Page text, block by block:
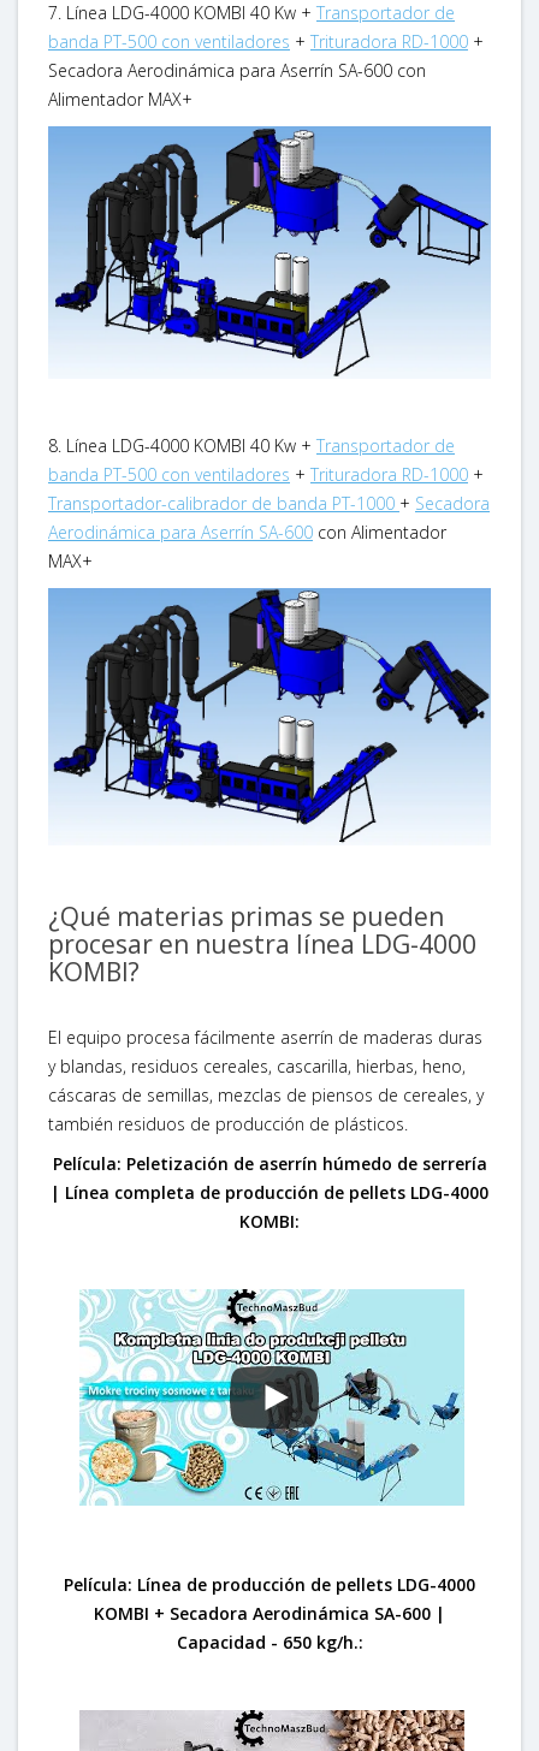
7. Línea LDG-4000 KOMBI 40 Kw + Transportador de
banda PT-500 con ventiladores + Trituradora RD-1000 +
Secadora Aerodinámica para Aserrín SA-600 con
Alimentador MAX+
8. Línea LDG-4000 KOMBI 40 Kw + Transportador de
banda PT-500 con ventiladores + Trituradora RD-1000 +
Transportador-calibrador de banda PT-1000 + Secadora
Aerodinámica para Aserrín SA-600 con Alimentador
MAX+
¿Qué materias primas se pueden
procesar en nuestra línea LDG-4000
KOMBI?
El equipo procesa fácilmente aserrín de maderas duras
y blandas, residuos cereales, cascarilla, hierbas, heno,
cáscaras de semillas, mezclas de piensos de cereales, y
también residuos de producción de plásticos.
Película: Peletización de aserrín húmedo de serrería
| Línea completa de producción de pellets LDG-4000
KOMBI:
Película: Línea de producción de pellets LDG-4000
KOMBI + Secadora Aerodinámica SA-600 |
Capacidad - 650 kg/h.: